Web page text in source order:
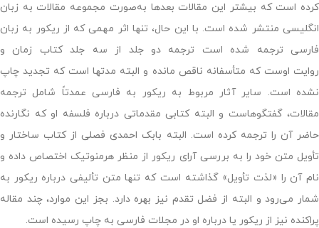
کرده است که بیشتر این مقالات بعدها به‌صورت مجموعه مقالات به زبان
انگلیسی منتشر شده است. با این حال، تنها اثر مهمی که از ریکور به زبان
فارسی ترجمه شده است ترجمه دو جلد از سه جلد کتاب زمان و
روایت اوست که متأسفانه ناقص مانده و البته مدتها است که تجدید چاپ
نشده است. سایر آثار مربوط به ریکور به فارسی عمدتاً شامل ترجمه
مقالات، گفتگوهاست و البته کتابی مقدماتی درباره فلسفه او که نگارنده
حاضر آن را ترجمه کرده است. البته بابک احمدی فصلی از کتاب ساختار و
تأویل متن خود را به بررسی آرای ریکور از منظر هرمنوتیک اختصاص داده و
نام آن را «لذت تأویل» گذاشته است که تنها متن تألیفی درباره ریکور به
شمار می‌رود و البته از فضل تقدم نیز بهره دارد. بجز این موارد، چند مقاله
پراکنده نیز از ریکور یا درباره او در مجلات فارسی به چاپ رسیده است.